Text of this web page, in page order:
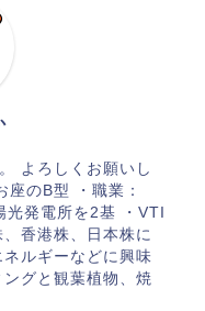
よろしくお願いし
座のB型 ・職業：
発電所を2基 ・VTI
香港株、日本株に
ルギーなどに興味
グと観葉植物、焼